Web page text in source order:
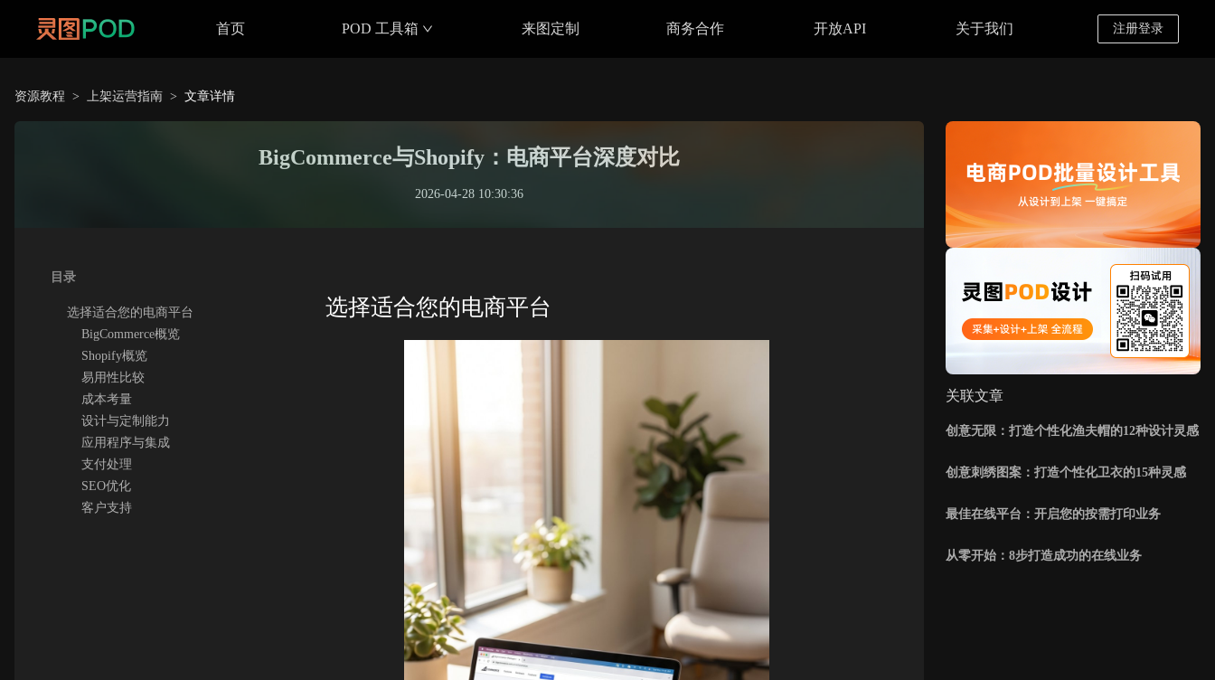
首页 POD 工具箱 来图定制 商务合作 开放API 关于我们 注册登录
资源教程 > 上架运营指南 > 文章详情
BigCommerce与Shopify：电商平台深度对比
2026-04-28 10:30:36
目录
选择适合您的电商平台
BigCommerce概览
Shopify概览
易用性比较
成本考量
设计与定制能力
应用程序与集成
支付处理
SEO优化
客户支持
选择适合您的电商平台
关联文章
创意无限：打造个性化渔夫帽的12种设计灵感
创意刺绣图案：打造个性化卫衣的15种灵感
最佳在线平台：开启您的按需打印业务
从零开始：8步打造成功的在线业务